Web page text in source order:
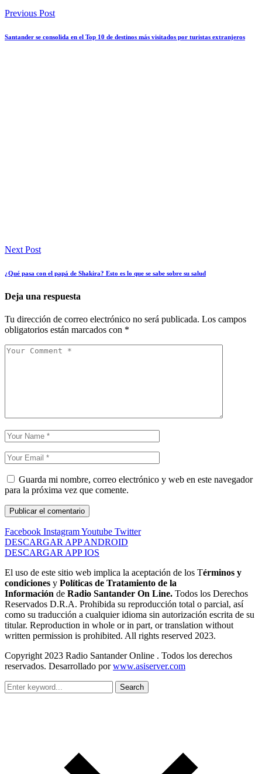
Previous Post
Santander se consolida en el Top 10 de destinos más visitados por turistas extranjeros
Next Post
¿Qué pasa con el papá de Shakira? Esto es lo que se sabe sobre su salud
Deja una respuesta
Tu dirección de correo electrónico no será publicada. Los campos
obligatorios están marcados con *
Guarda mi nombre, correo electrónico y web en este navegador
para la próxima vez que comente.
Facebook InstagramYoutube Twitter
DESCARGAR APP ANDROID
DESCARGAR APP IOS
El uso de este sitio web implica la aceptación de los Términos y
condiciones y Políticas de Tratamiento de la
Información de Radio Santander On Line. Todos los Derechos
Reservados D.R.A. Prohibida su reproducción total o parcial, así
como su traducción a cualquier idioma sin autorización escrita de su
titular. Reproduction in whole or in part, or translation without
written permission is prohibited. All rights reserved 2023.
Copyright 2023 Radio Santander Online . Todos los derechos
reservados. Desarrollado porwww.asiserver.com
Search